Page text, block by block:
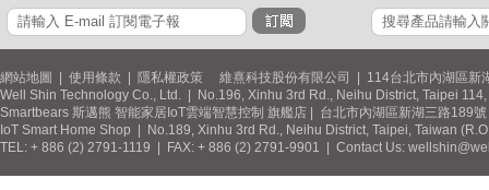
網站地圖 使用條款 隱私權政策 維熹科技股份有限公司 | 114台北市內湖區新
Well Shin Technology Co., Ltd. | No.196, Xinhu 3rd Rd., Neihu District, Taipei
Smartbears 斯邁熊 智能家居IoT雲端智慧控制 旗艦店 | 台北市內湖區新湖三路189
IoT Smart Home Shop | No.189, Xinhu 3rd Rd., Neihu District, Taipei, Taiwan
TEL: + 886 (2) 2791-1119 | FAX: + 886 (2) 2791-9901 | Contact Us: